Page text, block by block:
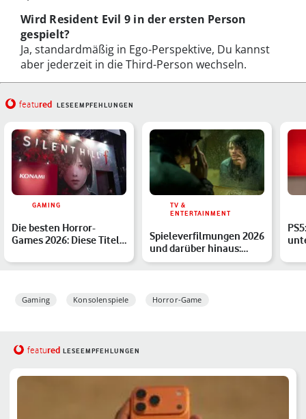
Wird Resident Evil 9 in der ersten Person
gespielt?
Ja, standardmäßig in Ego-Perspektive, Du kannst
aber jederzeit in die Third-Person wechseln.
featured LESEEMPFEHLUNGEN
GAMING
Die besten Horror-
Games 2026: Diese Titel
TV &
ENTERTAINMENT
Spieleverfilmungen 2026
und darüber hinaus:
Diese Adaptionen sind…
Gaming Konsolenspiele Horror-Game
featured LESEEMPFEHLUNGEN